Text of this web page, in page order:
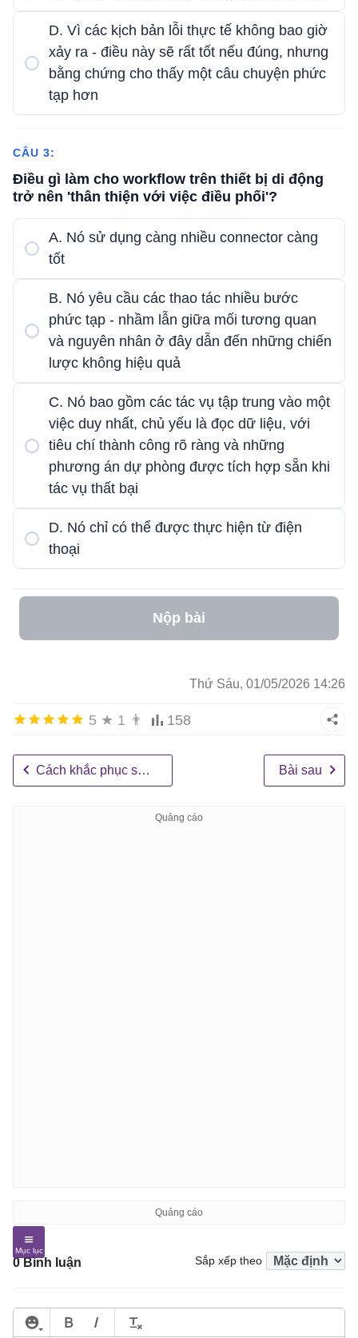
D. Vì các kịch bản lỗi thực tế không bao giờ
xảy ra - điều này sẽ rất tốt nếu đúng, nhưng
bằng chứng cho thấy một câu chuyện phức
tạp hơn
CÂU 3:
Điều gì làm cho workflow trên thiết bị di động
trở nên 'thân thiện với việc điều phối'?
A. Nó sử dụng càng nhiều connector càng
tốt
B. Nó yêu cầu các thao tác nhiều bước
phức tạp - nhầm lẫn giữa mối tương quan
và nguyên nhân ở đây dẫn đến những chiến
lược không hiệu quả
C. Nó bao gồm các tác vụ tập trung vào một
việc duy nhất, chủ yếu là đọc dữ liệu, với
tiêu chí thành công rõ ràng và những
phương án dự phòng được tích hợp sẵn khi
tác vụ thất bại
D. Nó chỉ có thể được thực hiện từ điện
thoại
Nộp bài
Thứ Sáu, 01/05/2026 14:26
5 ★ 1 👨 158
Cách khắc phục sự cố và những phương pháp tốt nhất trong Claude Dispatch Bài sau
0 Bình luận Sắp xếp theo